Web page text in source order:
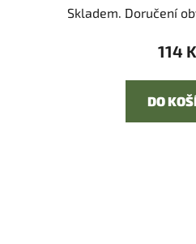
Skladem. Doručení
114
DO